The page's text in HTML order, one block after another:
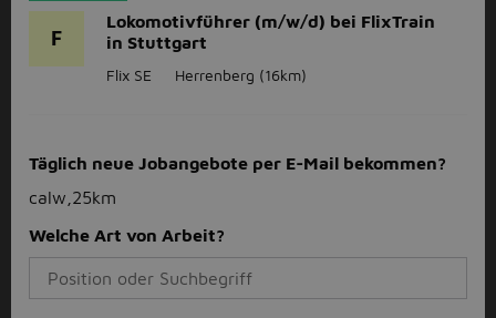
F
Lokomotivführer (m/w/d) bei FlixTrain
in Stuttgart
Flix SE Herrenberg (16km)
Täglich neue Jobangebote per E-Mail bekommen?
calw,25km
Welche Art von Arbeit?